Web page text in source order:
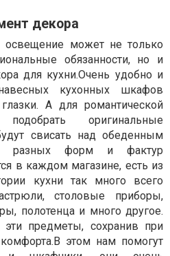
декора
освещение может не только
обязанности, но и
для кухни.Очень удобно и
кухонных шкафов
А для романтической
оригинальные
свисать над обеденным
разных форм и фактур
в каждом магазине, есть из
кухни так много всего
столовые приборы,
полотенца и много другое.
предметы, сохранив при
этом нам помогут